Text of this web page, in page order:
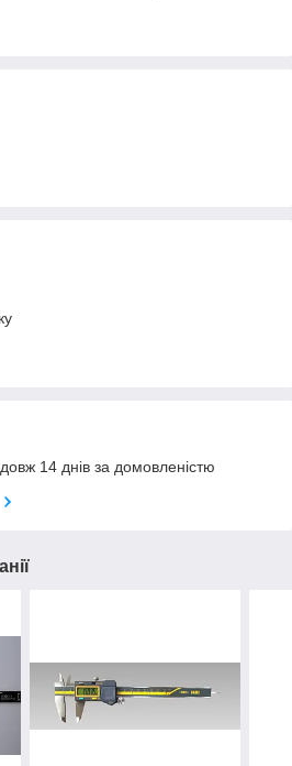
14 днів за домовленістю